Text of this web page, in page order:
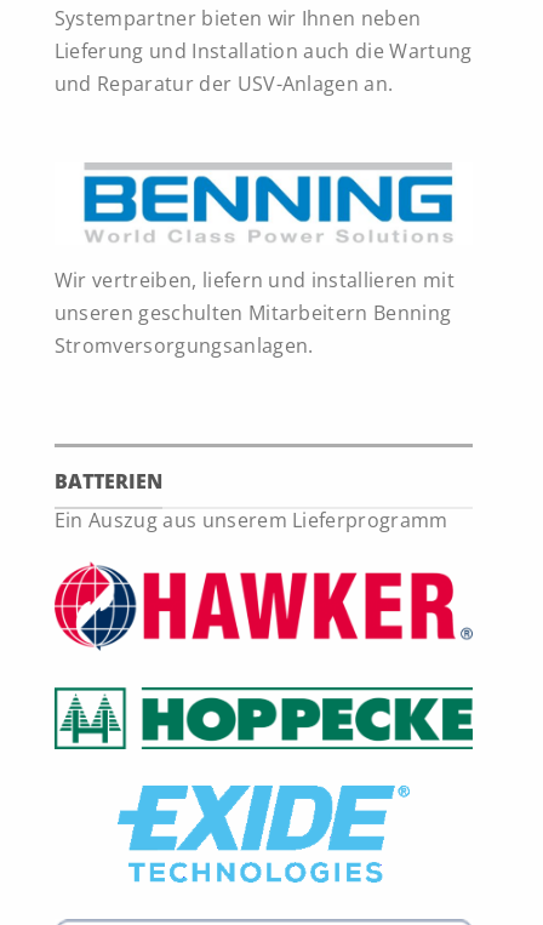
Systempartner bieten wir Ihnen neben
Lieferung und Installation auch die Wartung
und Reparatur der USV-Anlagen an.
Wir vertreiben, liefern und installieren mit
unseren geschulten Mitarbeitern Benning
Stromversorgungsanlagen.
BATTERIEN
Ein Auszug aus unserem Lieferprogramm